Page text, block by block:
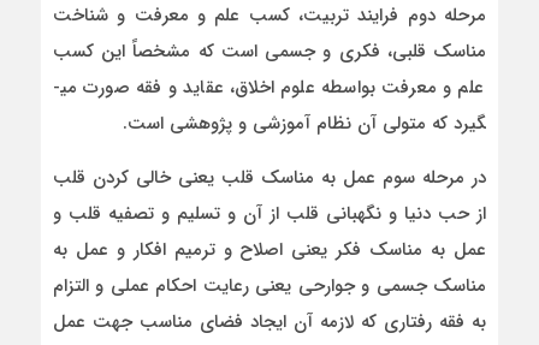
مرحله دوم فرایند تربیت، کسب علم و معرفت و شناخت
مناسک قلبی، فکری و جسمی است که مشخصاً این کسب
علم و معرفت بواسطه علوم اخلاق، عقاید و فقه صورت می­
گیرد که متولی آن نظام آموزشی و پژوهشی است.
در مرحله سوم عمل به مناسک قلب یعنی خالی کردن قلب
از حب دنیا و نگهبانی قلب از آن و تسلیم و تصفیه قلب و
عمل به مناسک فکر یعنی اصلاح و ترمیم افکار و عمل به
مناسک جسمی و جوارحی یعنی رعایت احکام عملی و التزام
به فقه رفتاری که لازمه آن ایجاد فضای مناسب جهت عمل